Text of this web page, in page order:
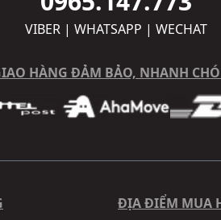
VIBER | WHATSAPP | WECHAT
HÀNG ĐẢM BẢO, NHANH
ĐỊA ĐIỂM MUA